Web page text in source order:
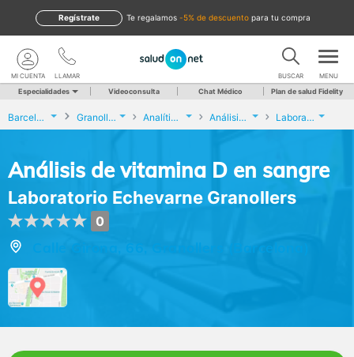
te regalamos -5% de descuento para tu compra
Regístrate
LLAMAR
MI CUENTA BUSCAR MENU
Especialidades Videoconsulta Chat Médico Plan de salud Fidelity
Barcelona Granollers Analíticas y Genética Análisis de vitamina D en sangre Laboratorio Echevarne Granollers
Análisis de vitamina D en sangre
Laboratorio Echevarne Granollers
0